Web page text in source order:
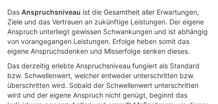
Das Anspruchsniveau ist die Gesamtheit aller Erwartungen,
Ziele und das Vertrauen an zukünftige Leistungen. Der eigene
Anspruch unterliegt gewissen Schwankungen und ist abhängig
von vorangegangen Leistungen. Erfolge heben somit das
eigene Anspruchsdenken und Misserfolge senken dieses.
Das derzeitig erlebte Anspruchsniveau fungiert als Standard
bzw. Schwellenwert, welcher entweder unterschritten bzw.
überschritten wird. Sobald der Schwellenwert unterschritten
wird und der eigene Anspruch nicht genügt, beginnt das